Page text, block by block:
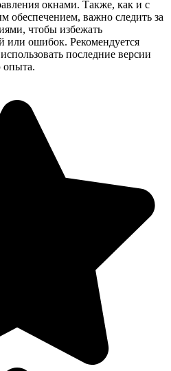
окнами. Также, как и с
важно следить за
чтобы избежать
или ошибок. Рекомендуется
последние версии
опыта.